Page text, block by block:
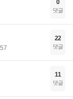
0
댓글
22
댓글
11
댓글